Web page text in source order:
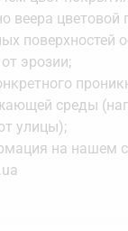
веера
поверхностей
эрозии;
среды
улицы);
на нашем